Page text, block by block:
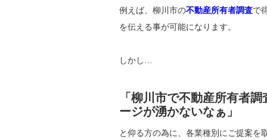
例えば、柳川市の不動産所有者調査で
を伝える事が可能になります。
しかし…
「柳川市で不動産所有者
ージが湧かないなぁ」
と仰る方の為に、各業種別にご提案を